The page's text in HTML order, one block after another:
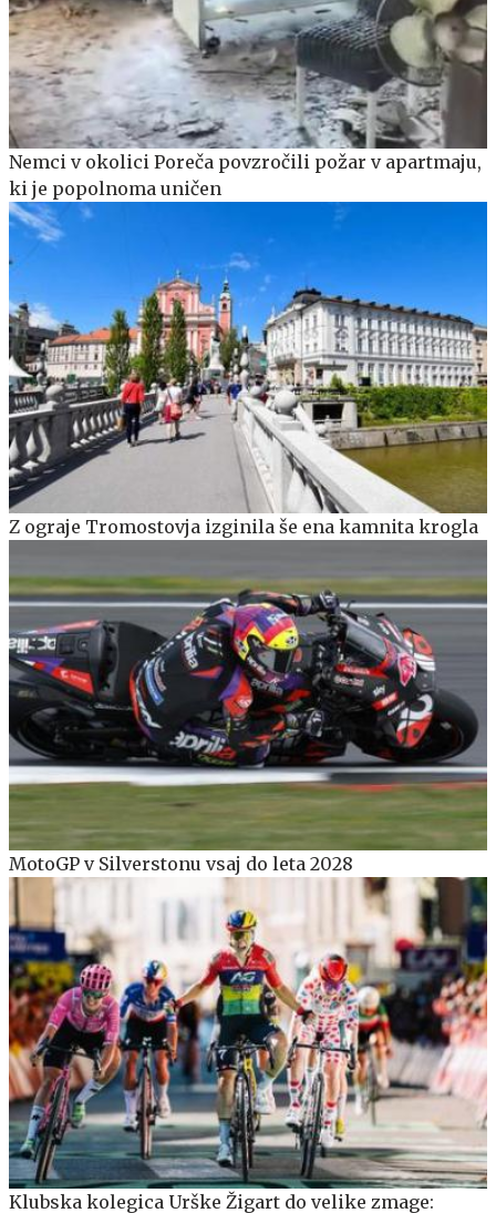
Nemci v okolici Poreča povzročili požar v apartmaju,
ki je popolnoma uničen
Z ograje Tromostovja izginila še ena kamnita krogla
MotoGP v Silverstonu vsaj do leta 2028
Klubska kolegica Urške Žigart do velike zmage: